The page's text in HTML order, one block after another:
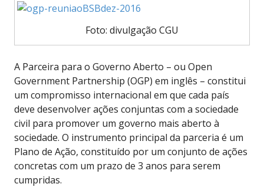
Foto: divulgação CGU
A Parceira para o Governo Aberto – ou Open
Government Partnership (OGP) em inglês – constitui
um compromisso internacional em que cada país
deve desenvolver ações conjuntas com a sociedade
civil para promover um governo mais aberto à
sociedade. O instrumento principal da parceria é um
Plano de Ação, constituído por um conjunto de ações
concretas com um prazo de 3 anos para serem
cumpridas.